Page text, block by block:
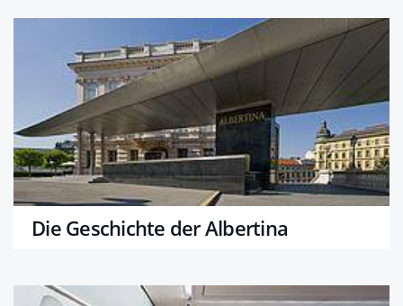
Die Geschichte der Albertina